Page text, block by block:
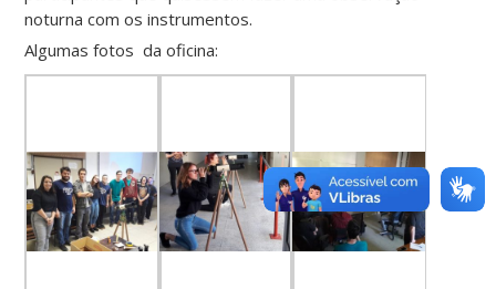
noturna com os instrumentos.
Algumas fotos da oficina: